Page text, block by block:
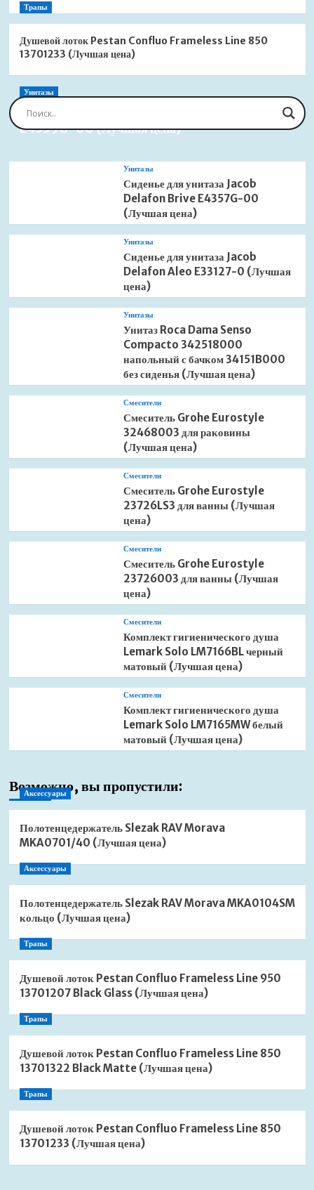
Трапы
Душевой лоток Pestan Confluo Frameless Line 850
13701233 (Лучшая цена)
Унитазы
Сиденье для унитаза Jacob Delafon Brive
E4359G-00 (Лучшая цена)
Унитазы
Сиденье для унитаза Jacob
Delafon Brive E4357G-00
(Лучшая цена)
Унитазы
Сиденье для унитаза Jacob
Delafon Aleo E33127-0 (Лучшая
цена)
Унитазы
Унитаз Roca Dama Senso
Compacto 342518000
напольный с бачком 34151B000
без сиденья (Лучшая цена)
Смесители
Смеситель Grohe Eurostyle
32468003 для раковины
(Лучшая цена)
Смесители
Смеситель Grohe Eurostyle
23726LS3 для ванны (Лучшая
цена)
Смесители
Смеситель Grohe Eurostyle
23726003 для ванны (Лучшая
цена)
Смесители
Комплект гигиенического душа
Lemark Solo LM7166BL черный
матовый (Лучшая цена)
Смесители
Комплект гигиенического душа
Lemark Solo LM7165MW белый
матовый (Лучшая цена)
Возможно, вы пропустили:
Аксессуары
Полотенцедержатель Slezak RAV Morava
MKA0701/40 (Лучшая цена)
Аксессуары
Полотенцедержатель Slezak RAV Morava MKA0104SM
кольцо (Лучшая цена)
Трапы
Душевой лоток Pestan Confluo Frameless Line 950
13701207 Black Glass (Лучшая цена)
Трапы
Душевой лоток Pestan Confluo Frameless Line 850
13701322 Black Matte (Лучшая цена)
Трапы
Душевой лоток Pestan Confluo Frameless Line 850
13701233 (Лучшая цена)